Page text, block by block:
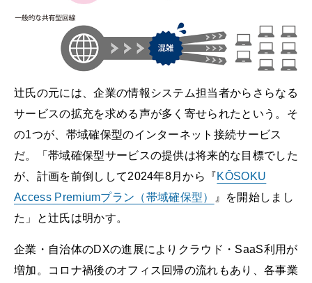
辻氏の元には、企業の情報システム担当者からさらなる
サービスの拡充を求める声が多く寄せられたという。そ
の1つが、帯域確保型のインターネット接続サービス
だ。「帯域確保型サービスの提供は将来的な目標でした
が、計画を前倒しして2024年8月から『KŌSOKU
Access Premiumプラン（帯域確保型）
』を開始しまし
た」と辻氏は明かす。
企業・自治体のDXの進展によりクラウド・SaaS利用が
増加。コロナ禍後のオフィス回帰の流れもあり、各事業